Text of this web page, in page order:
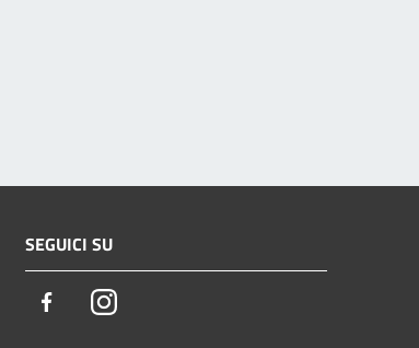
SEGUICI SU
FacebookInstagram